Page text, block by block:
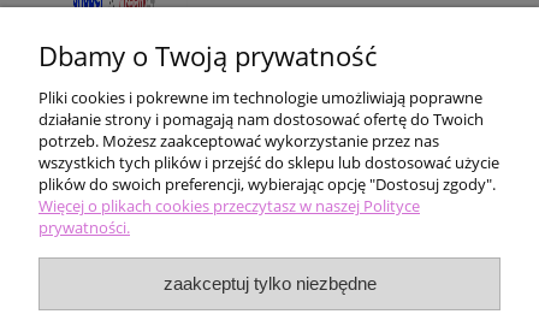
Pomoc
Moje konto
Dbamy o Twoją prywatność
Pliki cookies i pokrewne im technologie umożliwiają poprawne
działanie strony i pomagają nam dostosować ofertę do Twoich
potrzeb. Możesz zaakceptować wykorzystanie przez nas
wszystkich tych plików i przejść do sklepu lub dostosować użycie
plików do swoich preferencji, wybierając opcję "Dostosuj zgody".
Więcej o plikach cookies przeczytasz w naszej Polityce
prywatności.
zaakceptuj tylko niezbędne